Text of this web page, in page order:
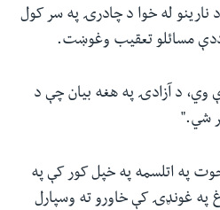
نارینو له خوا د چادرۍ په سر کول
مسائلو تعقیب وغوښت.
‪"‬ لعنت دې وي، د آزادۍ په هغه بیان چې د
شي.‪"‬
په اتلسمه په خپل کور کې په
په غونډۍ کې خاورو ته وسپارل